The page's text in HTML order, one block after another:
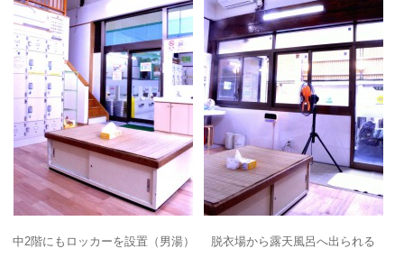
中2階にもロッカーを設置（男湯） 脱衣場から露天風呂へ出られる